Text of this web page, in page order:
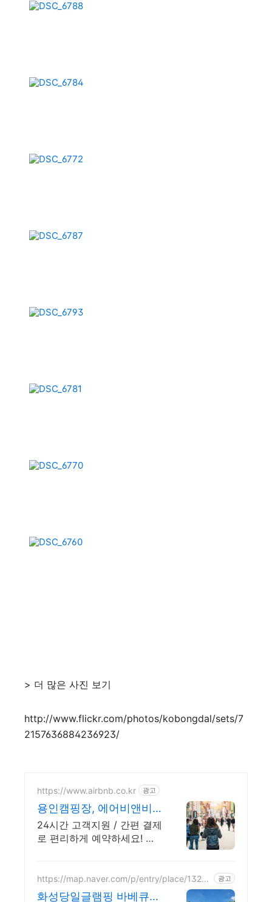
> 더 많은 사진 보기
http://www.flickr.com/photos/kobongdal/sets/7
2157636884236923/
https://www.airbnb.co.kr 광고
용인캠핑장, 에어비앤비
용인 자연 속 쉼터
24시간 고객지원 / 간편 결제
로 편리하게 예약하세요! 용
까지, 에어비앤비에서 만나보
세요.
https://map.naver.com/p/entry/place/13299
광고
화성당일글램핑 바베큐장